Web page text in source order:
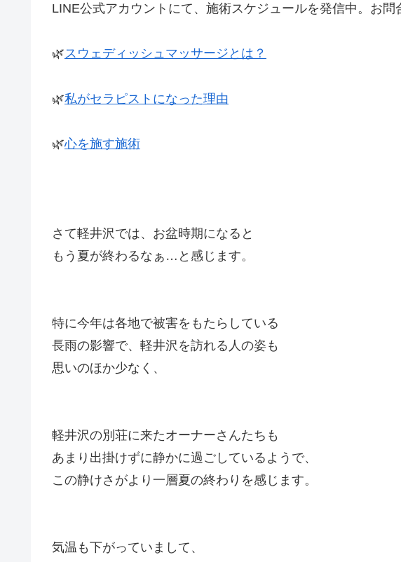
LINE公式アカウントにて、施術スケジュールを発信中。お問
🌿スウェディッシュマッサージとは？
🌿私がセラピストになった理由
🌿心を施す施術
さて軽井沢では、お盆時期になると
もう夏が終わるなぁ…と感じます。
特に今年は各地で被害をもたらしている
長雨の影響で、軽井沢を訪れる人の姿も
思いのほか少なく、
軽井沢の別荘に来たオーナーさんたちも
あまり出掛けずに静かに過ごしているようで、
この静けさがより一層夏の終わりを感じます。
気温も下がっていまして、